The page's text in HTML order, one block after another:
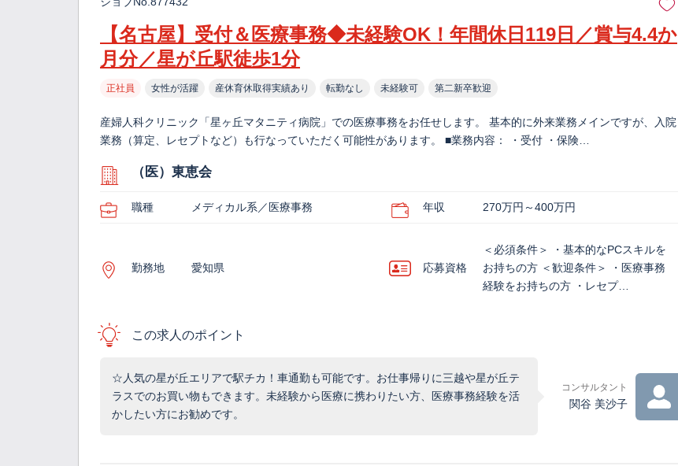
【名古屋】受付＆医療事務◆未経験OK！年間休日119日／賞与4.4か
月分／星が丘駅徒歩1分
正社員 女性が活躍 産休育休取得実績あり 転勤なし 未経験可 第二新卒歓迎
産婦人科クリニック「星ヶ丘マタニティ病院」での医療事務をお任せします。 基本的に外来業務メインですが、入院
業務（算定、レセプトなど）も行なっていただく可能性があります。 ■業務内容： ・受付 ・保険…
（医）東恵会
職種 メディカル系／医療事務 年収 270万円～400万円
勤務地 愛知県 応募資格
＜必須条件＞ ・基本的なPCスキルを
お持ちの方 ＜歓迎条件＞ ・医療事務
経験をお持ちの方 ・レセプ…
この求人のポイント
☆人気の星が丘エリアで駅チカ！車通勤も可能です。お仕事帰りに三越や星が丘テ
ラスでのお買い物もできます。未経験から医療に携わりたい方、医療事務経験を活
かしたい方にお勧めです。
コンサルタント
関谷 美沙子